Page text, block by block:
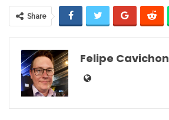
Share
Felipe Cavichon